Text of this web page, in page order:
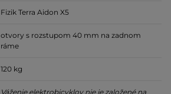
Fizik Terra Aidon X5
otvory s rozstupom 40 mm na zadnom
ráme
120 kg
Váženie elektrobicyklov nie je založené na